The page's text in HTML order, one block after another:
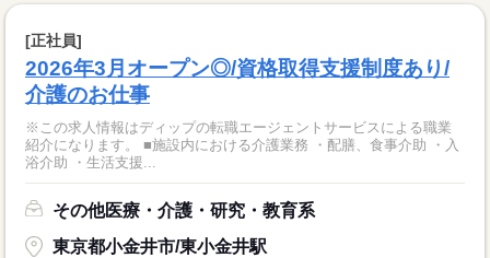
[正社員]
2026年3月オープン◎/資格取得支援制度あり/
介護のお仕事
※この求人情報はディップの転職エージェントサービスによる職業
紹介になります。 ■施設内における介護業務 ・配膳、食事介助 ・入
浴介助 ・生活支援...
その他医療・介護・研究・教育系
東京都小金井市/東小金井駅